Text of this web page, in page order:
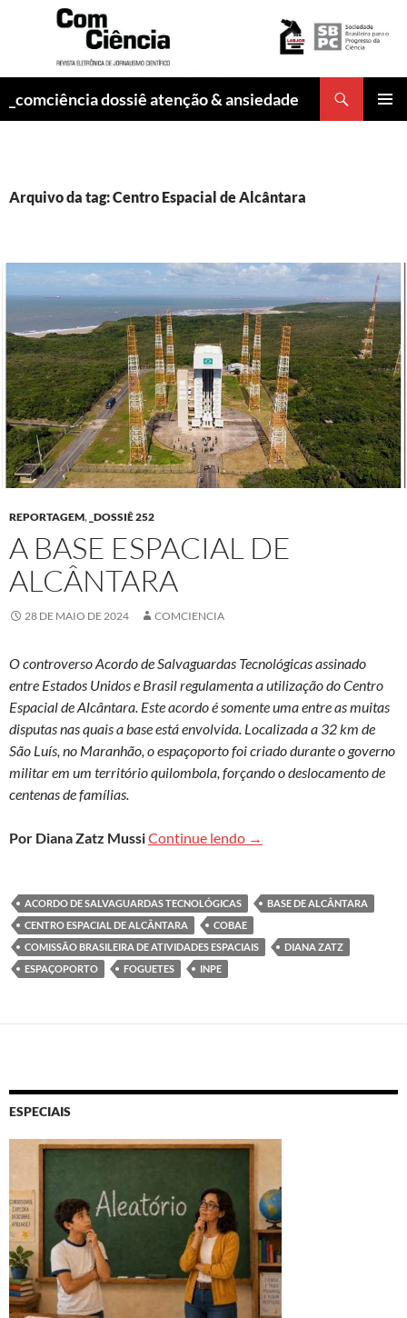
_comciência dossiê atenção & ansiedade
Arquivo da tag: Centro Espacial de Alcântara
REPORTAGEM, _DOSSIÊ 252
A BASE ESPACIAL DE
ALCÂNTARA
28 DE MAIO DE 2024 COMCIENCIA
O controverso Acordo de Salvaguardas Tecnológicas assinado
entre Estados Unidos e Brasil regulamenta a utilização do Centro
Espacial de Alcântara. Este acordo é somente uma entre as muitas
disputas nas quais a base está envolvida. Localizada a 32 km de
São Luís, no Maranhão, o espaçoporto foi criado durante o governo
militar em um território quilombola, forçando o deslocamento de
centenas de famílias.
Por Diana Zatz MussiContinue lendo A base espacial de
→
ACORDO DE SALVAGUARDAS TECNOLÓGICAS
BASE DE ALCÂNTARA
CENTRO ESPACIAL DE ALCÂNTARA
COBAE
COMISSÃO BRASILEIRA DE ATIVIDADES ESPACIAIS
DIANA ZATZ
ESPAÇOPORTO
FOGUETES INPE
ESPECIAIS